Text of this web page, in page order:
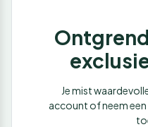
Je mist
account of neem